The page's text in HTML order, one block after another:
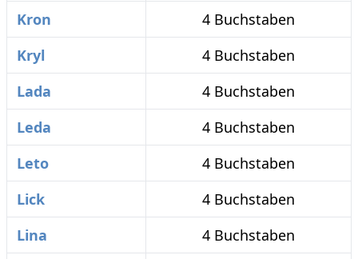
Kron
4 Buchstaben
Kryl
4 Buchstaben
Lada
4 Buchstaben
Leda
4 Buchstaben
Leto
4 Buchstaben
Lick
4 Buchstaben
Lina
4 Buchstaben